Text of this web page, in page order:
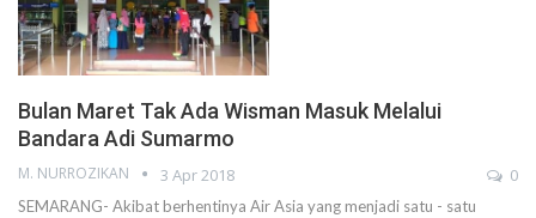
Bulan Maret Tak Ada Wisman Masuk Melalui
Bandara Adi Sumarmo
M. NURROZIKAN 3 Apr 2018 0
SEMARANG- Akibat berhentinya Air Asia yang menjadi satu - satu